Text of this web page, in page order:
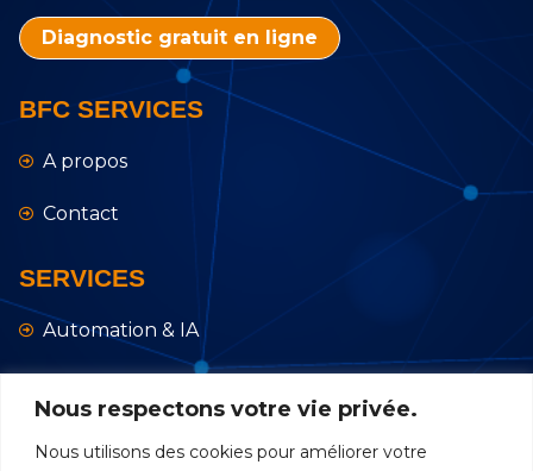
Nous respectons votre vie privée.
Nous utilisons des cookies pour améliorer votre
Diagnostic gratuit en ligne
BFC SERVICES
A propos
Contact
SERVICES
Automation & IA